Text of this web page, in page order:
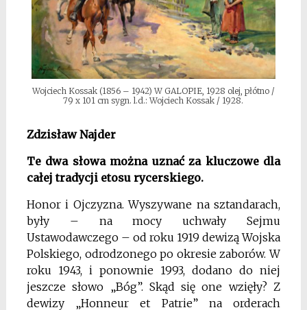
Wojciech Kossak (1856 – 1942) W GALOPIE, 1928 olej, płótno /
79 x 101 cm sygn. l.d.: Wojciech Kossak / 1928.
Zdzisław Najder
Te dwa słowa można uznać za kluczowe dla
całej tradycji etosu rycerskiego.
Honor i Ojczyzna. Wyszywane na sztandarach,
były – na mocy uchwały Sejmu
Ustawodawczego – od roku 1919 dewizą Wojska
Polskiego, odrodzonego po okresie zaborów. W
roku 1943, i ponownie 1993, dodano do niej
jeszcze słowo „Bóg”. Skąd się one wzięły? Z
dewizy „Honneur et Patrie” na orderach